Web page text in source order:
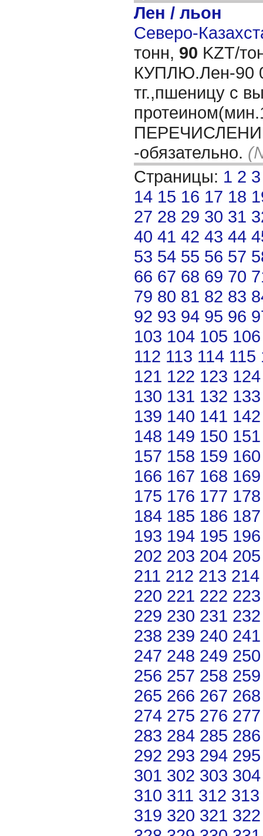
Лен / льон
Северо-
тонн, 90 KZT/
КУПЛЮ.Лен-90
тг.,пшеницу с
-обязательно.
Страницы: 1 2 3
14 15 16 17 18
27 28 29 30 31
40 41 42 43 44
53 54 55 56 57
66 67 68 69 70
79 80 81 82 83
92 93 94 95 96
103 104 105 106
112 113 114 115
121 122 123 124
130 131 132 133
139 140 141 142
148 149 150 151
157 158 159 160
166 167 168 169
175 176 177 178
184 185 186 187
193 194 195 196
202 203 204 205
211 212 213 214
220 221 222 223
229 230 231 232
238 239 240 241
247 248 249 250
256 257 258 259
265 266 267 268
274 275 276 277
283 284 285 286
292 293 294 295
301 302 303 304
310 311 312 313
319 320 321 322